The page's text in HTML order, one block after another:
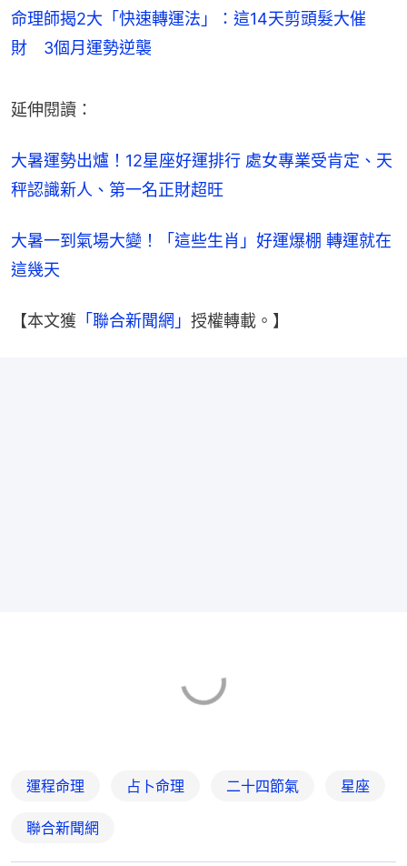
命理師揭2大「快速轉運法」：這14天剪頭髮大催
財 3個月運勢逆襲
延伸閱讀：
大暑運勢出爐！12星座好運排行 處女專業受肯定、天
秤認識新人、第一名正財超旺
大暑一到氣場大變！「這些生肖」好運爆棚 轉運就在
這幾天
【本文獲 「聯合新聞網」 授權轉載。】
運程命理 占卜命理 二十四節氣 星座
聯合新聞網